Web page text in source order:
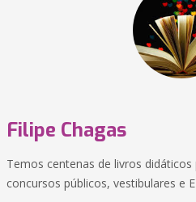
Filipe Chagas
Temos centenas de livros
concursos públicos, vestibulares e